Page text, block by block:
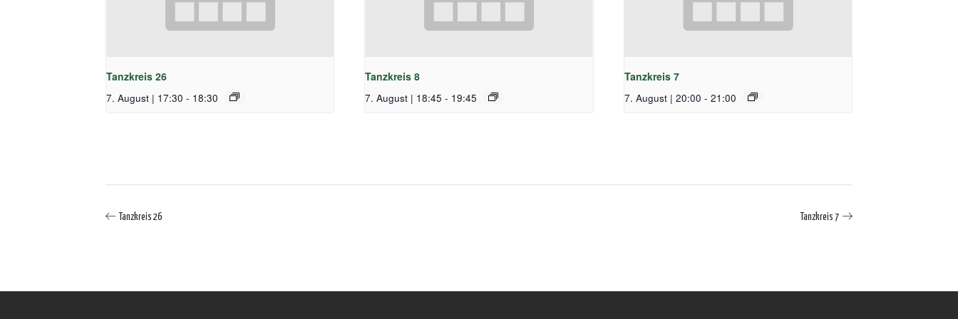
Tanzkreis 26
7. August | 17:30 - 18:30
Tanzkreis 8
7. August | 18:45 - 19:45
Tanzkreis 7
7. August | 20:00 - 21:00
Tanzkreis 26 Tanzkreis 7